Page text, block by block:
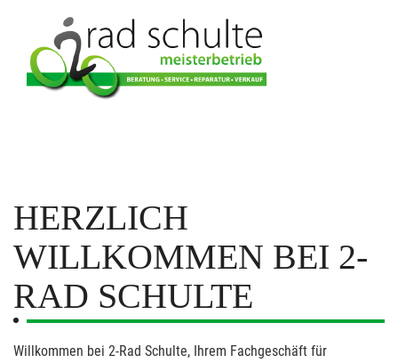
HERZLICH
WILLKOMMEN BEI 2-
RAD SCHULTE
Willkommen bei 2-Rad Schulte, Ihrem Fachgeschäft für